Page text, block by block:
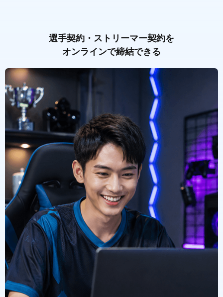
選手契約・ストリーマー契約を
オンラインで締結できる